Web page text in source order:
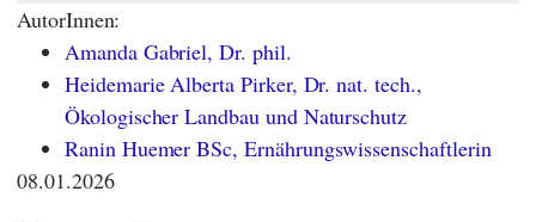
AutorInnen:
Amanda Gabriel, Dr. phil.
Heidemarie Alberta Pirker, Dr. nat. tech.,
Ökologischer Landbau und Naturschutz
Ranin Huemer BSc, Ernährungswissenschaftlerin
08.01.2026